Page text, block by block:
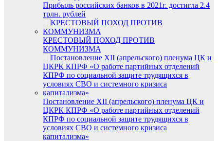
Прибыль российских банков в 2021г. достигла 2.4
трлн. рублей
КРЕСТОВЫЙ ПОХОД ПРОТИВ
КОММУНИЗМА
Постановление XII (апрельского) пленума ЦК и
ЦКРК КПРФ «О работе партийных отделений
КПРФ по социальной защите трудящихся в
условиях СВО и системного кризиса
капитализма»